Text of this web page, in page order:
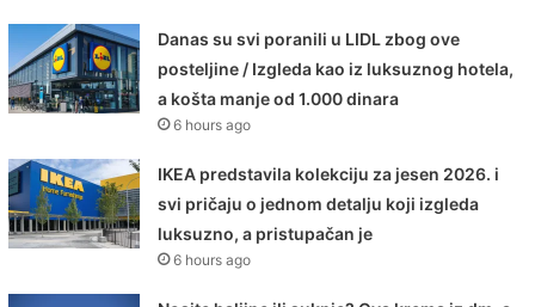
Danas su svi poranili u LIDL zbog ove
posteljine / Izgleda kao iz luksuznog hotela,
a košta manje od 1.000 dinara
6 hours ago
IKEA predstavila kolekciju za jesen 2026. i
svi pričaju o jednom detalju koji izgleda
luksuzno, a pristupačan je
6 hours ago